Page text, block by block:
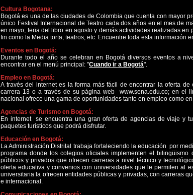
Cultura Bogotana:
Bogotá es una de las ciudades de Colombia que cuenta con mayor
único Festival Internacional de Teatro cada dos años en el mes de
en mayo, feria del libro en agosto y demás actividades realizadas
fin como la Media torta, teatros, etc. Encuentre toda esta información
Eventos en Bogotá:
Durante todo el año se celebran en Bogotá diversos eventos a
encontrar en el menú principal: "Cuando ir a Bogotá".
Empleo en Bogotá:
A través del internet es la forma más fácil de encontrar la oferta
carrera 13 o a través de su página web www.sena.edu.co; en el
nacional ofrece una gama de oportunidades tanto en empleo como
Agencias de Turismo en Bogotá:
En internet se encuentra una gran oferta de agencias de viaje y
paquetes turísticos que podrá disfrutar.
Educación en Bogotá:
La Administración Distrital trabaja fortaleciendo la educación por
programa donde los colegios oficiales implementen el
públicos y privados que ofrecen carreras a nivel técnico y
oferta educativa y convenios con universidades que le permiten al
universitaria la ofrecen entidades públicas y privadas, con carreras
e internacional.